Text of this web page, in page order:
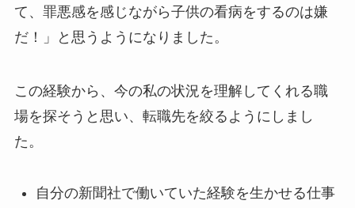
て、罪悪感を感じながら子供の看病をするのは嫌
だ！」と思うようになりました。
この経験から、今の私の状況を理解してくれる職
場を探そうと思い、転職先を絞るようにしまし
た。
自分の新聞社で働いていた経験を生かせる仕事